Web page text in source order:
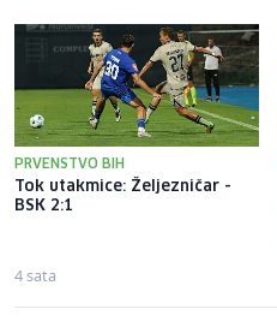
PRVENSTVO BIH
Tok utakmice: Željezničar -
BSK 2:1
4 sata